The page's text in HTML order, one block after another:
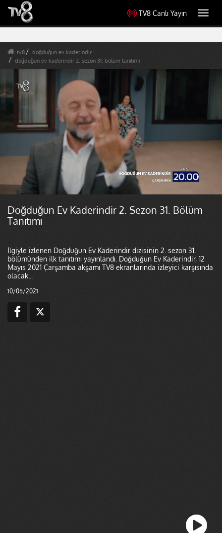
TV8 Canlı Yayın
tv8
doğduğun ev kaderindir
doğduğun ev kaderindir 2. sezon 31. bölüm tanıtımı
Doğduğun Ev Kaderindir 2. Sezon 31. Bölüm
Tanıtımı
İlgiyle izlenen Doğduğun Ev Kaderindir dizisinin 2. sezon 31.
bölümünden ilk tanıtımı yayınlandı. Doğduğun Ev Kaderindir, 12
Mayıs 2021 Çarşamba akşamı TV8 ekranlarında izleyici karşısında
olacak...
10/05/2021